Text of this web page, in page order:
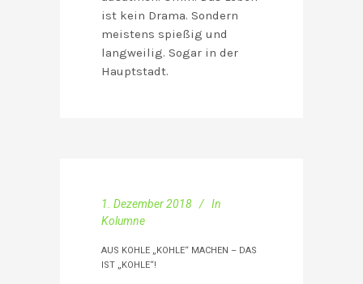
ist kein Drama. Sondern
meistens spießig und
langweilig. Sogar in der
Hauptstadt.
1. Dezember 2018
In
Kolumne
AUS KOHLE „KOHLE“ MACHEN – DAS
IST „KOHLE“!